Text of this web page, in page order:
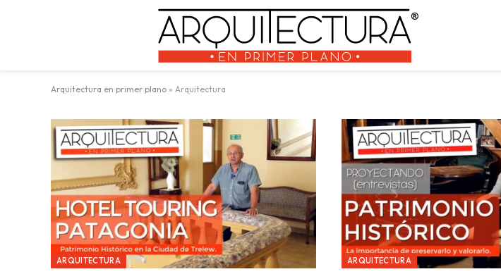
Arquitectura en primer plano » Arquitectura
ARQUITECTURA ARQUITECTURA